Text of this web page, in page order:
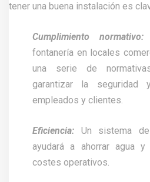
tener una buena instalación es
Cumplimiento normativo:
fontanería en locales
una serie de
garantizar la
empleados y clientes.
Eficiencia:
Un sistema
ayudará a ahorrar agua
costes operativos.